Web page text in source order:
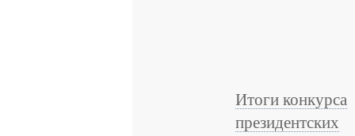
Итоги конкурса
президентских